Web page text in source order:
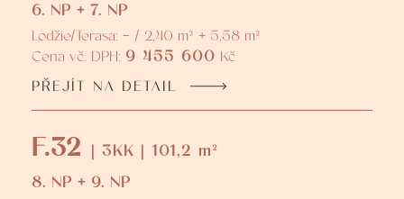
6. NP + 7. NP
Lodžie/Terasa: - / 2,40 m² + 5,58 m²
Cena vč. DPH: 9 455 600 Kč
PŘEJÍT NA DETAIL
F.32
| 3KK | 101,2 m²
8. NP + 9. NP